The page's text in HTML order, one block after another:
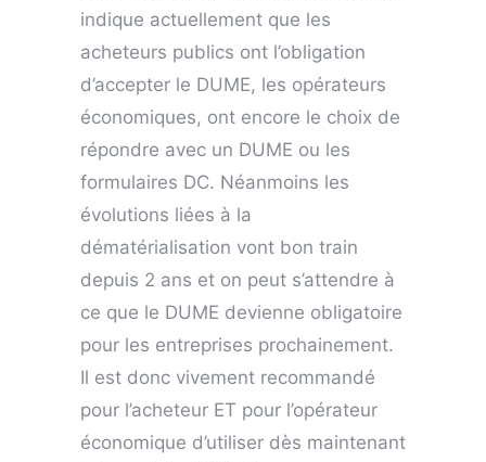
indique actuellement que les
acheteurs publics ont l’obligation
d’accepter le DUME, les opérateurs
économiques, ont encore le choix de
répondre avec un DUME ou les
formulaires DC. Néanmoins les
évolutions liées à la
dématérialisation vont bon train
depuis 2 ans et on peut s’attendre à
ce que le DUME devienne obligatoire
pour les entreprises prochainement.
Il est donc vivement recommandé
pour l’acheteur ET pour l’opérateur
économique d’utiliser dès maintenant